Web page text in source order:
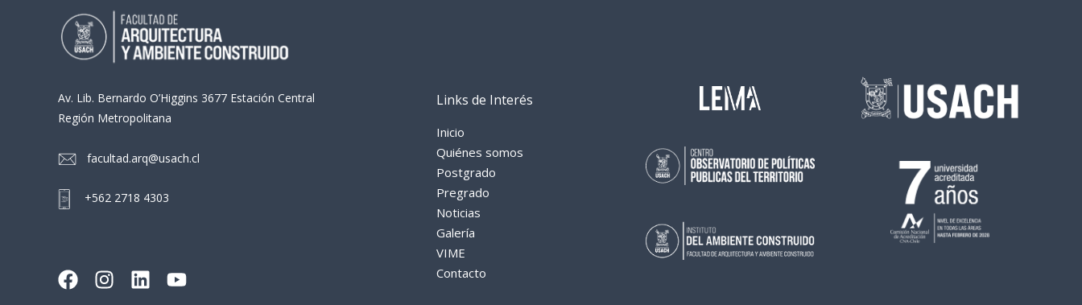
Av. Lib. Bernardo O’Higgins 3677 Estación Central
Región Metropolitana
facultad.arq@usach.cl
+562 2718 4303
Links de Interés
Inicio
Quiénes somos
Postgrado
Pregrado
Noticias
Galería
VIME
Contacto